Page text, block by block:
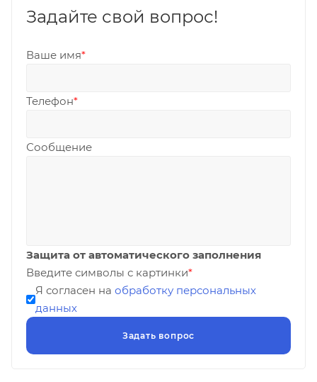
Задайте свой вопрос!
Ваше имя*
Телефон*
Сообщение
Защита от автоматического заполнения
Введите символы с картинки*
Я согласен на обработку персональных
данных